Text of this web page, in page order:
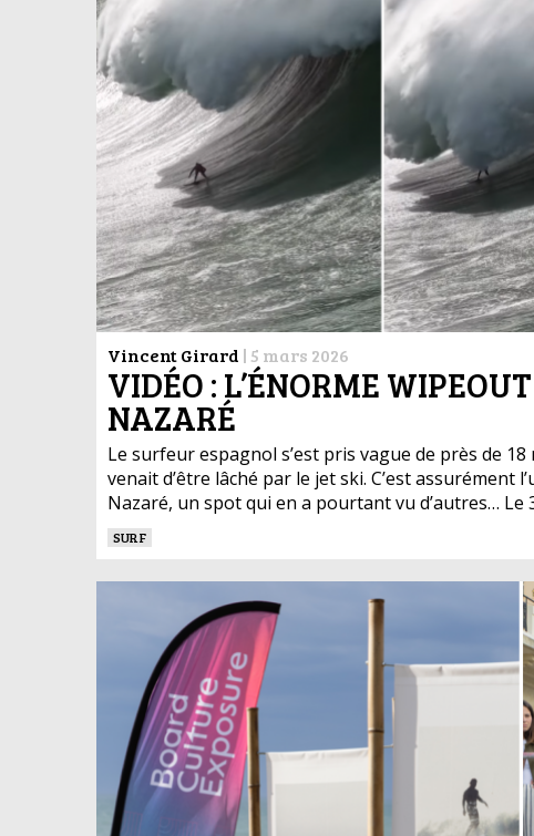
Vincent Girard | 5 mars 2026
VIDÉO : L’ÉNORME
NAZARÉ
Le surfeur espagnol s’est pris vague de près de
venait d’être lâché par le jet ski. C’est assurément
Nazaré, un spot qui en a pourtant vu d’autres…
SURF